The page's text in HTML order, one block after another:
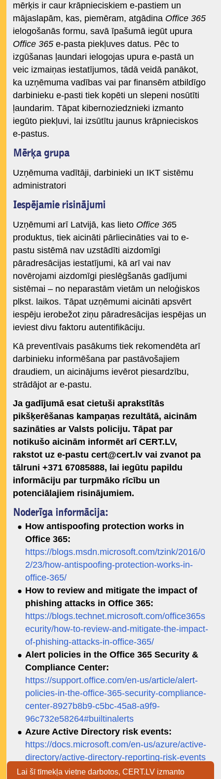
Lai šī tīmekļa vietne darbotos, CERT.LV izmanto
mērķis ir caur krāpnieciskiem e-pastiem un
mājaslapām, kas, piemēram, atgādina Office 365
ielogošanās formu, savā īpašumā iegūt upura
Office 365e-pasta piekļuves datus. Pēc to
izgūšanas ļaundari ielogojas upura e-pastā un
veic izmaiņas iestatījumos, tādā veidā panākot,
ka uzņēmuma vadības vai par finansēm atbildīgo
darbinieku e-pasti tiek kopēti un slepeni nosūtīti
ļaundarim. Tāpat kibernoziedznieki izmanto
iegūto piekļuvi, lai izsūtītu jaunus krāpnieciskos
e-pastus.
Mērķa grupa
Uzņēmuma vadītāji, darbinieki un IKT sistēmu
administratori
Iespējamie risinājumi
Uzņēmumi arī Latvijā, kas lieto Office 365
produktus, tiek aicināti pārliecināties vai to e-
pastu sistēmā nav uzstādīti aizdomīgi
pāradresācijas iestatījumi, kā arī vai nav
novērojami aizdomīgi pieslēgšanās gadījumi
sistēmai – no neparastām vietām un neloģiskos
plkst. laikos. Tāpat uzņēmumi aicināti apsvērt
iespēju ierobežot ziņu pāradresācijas iespējas un
ieviest divu faktoru autentifikāciju.
Kā preventīvais pasākums tiek rekomendēta arī
darbinieku informēšana par pastāvošajiem
draudiem, un aicinājums ievērot piesardzību,
strādājot ar e-pastu.
Ja gadījumā esat cietuši aprakstītās
pikšķerēšanas kampaņas rezultātā, aicinām
sazināties ar Valsts policiju. Tāpat par
notikušo aicinām informēt arī CERT.LV,
rakstot uz e-pastu cert@cert.lvvai zvanot pa
tālruni +371 67085888, lai iegūtu papildu
informāciju par turpmāko rīcību un
potenciālajiem risinājumiem.
Noderīga informācija:
How antispoofing protection works in
Office 365:
https://blogs.msdn.microsoft.com/tzink/2016/0
2/23/how-antispoofing-protection-works-in-
office-365/
How to review and mitigate the impact of
phishing attacks in Office 365:
https://blogs.technet.microsoft.com/office365s
ecurity/how-to-review-and-mitigate-the-impact-
of-phishing-attacks-in-office-365/
Alert policies in the Office 365 Security &
Compliance Center:
https://support.office.com/en-us/article/alert-
policies-in-the-office-365-security-compliance-
center-8927b8b9-c5bc-45a8-a9f9-
96c732e58264#builtinalerts
Azure Active Directory risk events:
https://docs.microsoft.com/en-us/azure/active-
directory/active-directory-reporting-risk-events